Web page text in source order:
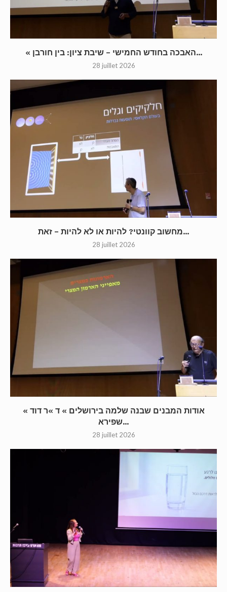
« האבכה בחודש החמישי – שיבת ציון: בין חורבן...
28 juillet 2026
מחשוב קוונטי? להיות או לא להיות – זאת...
28 juillet 2026
« אודות המבנים שבנה שלמה בירושלים » ד »ר דוד
שפירא...
28 juillet 2026